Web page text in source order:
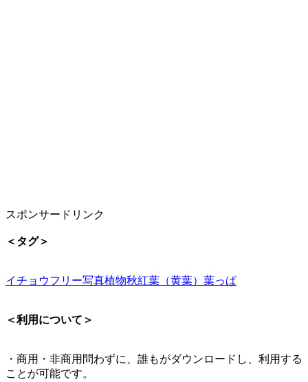
スポンサードリンク
＜タグ＞
イチョウフリー写真植物秋紅葉（黄葉） 葉っぱ
＜利用について＞
・商用・非商用問わずに、誰もがダウンロードし、利用する
ことが可能です。